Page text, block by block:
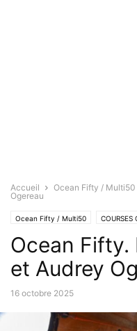
Accueil Ocean Fifty / Multi50
Ogereau
Ocean Fifty / Multi50 COURSES
Transat Jacques Vabre / Café l'Or
Ocean Fifty.
et Audrey
16 octobre 2025